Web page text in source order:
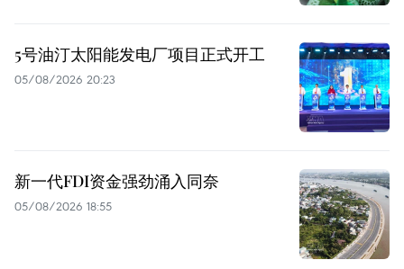
5号油汀太阳能发电厂项目正式开工
05/08/2026 20:23
新一代FDI资金强劲涌入同奈
05/08/2026 18:55